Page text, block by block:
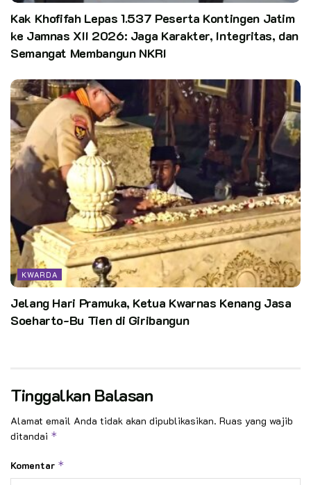
Kak Khofifah Lepas 1.537 Peserta Kontingen Jatim
ke Jamnas XII 2026: Jaga Karakter, Integritas, dan
Semangat Membangun NKRI
KWARDA
Jelang Hari Pramuka, Ketua Kwarnas Kenang Jasa
Soeharto-Bu Tien di Giribangun
Tinggalkan Balasan
Alamat email Anda tidak akan dipublikasikan. Ruas yang wajib
ditandai *
Komentar *